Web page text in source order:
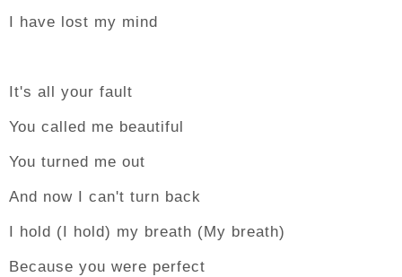
I have lost my mind
It's all your fault
You called me beautiful
You turned me out
And now I can't turn back
I hold (I hold) my breath (My breath)
Because you were perfect